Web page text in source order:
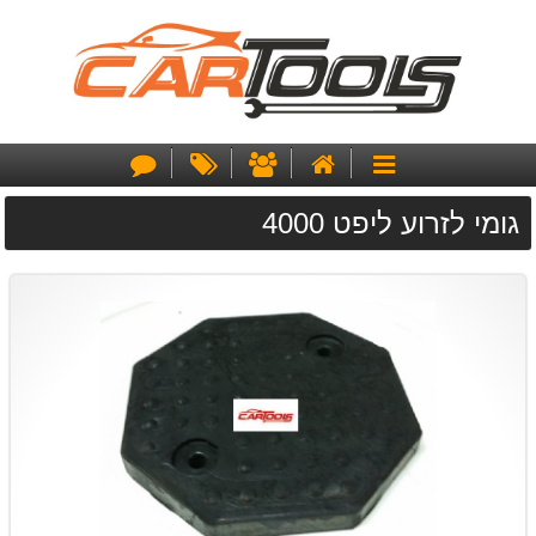
קטגוריותהבית
אודותינומבצעים
קשר
גומי לזרוע ליפט 4000